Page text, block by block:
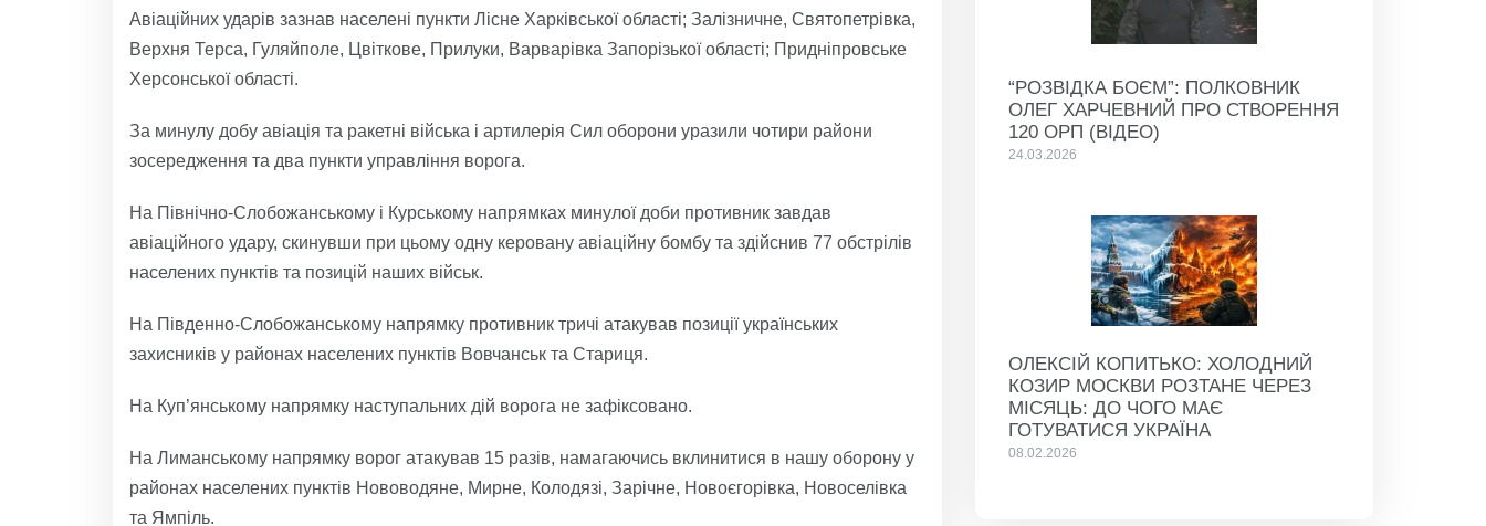
Авіаційних ударів зазнав населені пункти Лісне Харківської області; Залізничне, Святопетрівка,
Верхня Терса, Гуляйполе, Цвіткове, Прилуки, Варварівка Запорізької області; Придніпровське
Херсонської області.
За минулу добу авіація та ракетні війська і артилерія Сил оборони уразили чотири райони
зосередження та два пункти управління ворога.
На Північно-Слобожанському і Курському напрямках минулої доби противник завдав
авіаційного удару, скинувши при цьому одну керовану авіаційну бомбу та здійснив 77 обстрілів
населених пунктів та позицій наших військ.
На Південно-Слобожанському напрямку противник тричі атакував позиції українських
захисників у районах населених пунктів Вовчанськ та Стариця.
На Куп’янському напрямку наступальних дій ворога не зафіксовано.
На Лиманському напрямку ворог атакував 15 разів, намагаючись вклинитися в нашу оборону у
районах населених пунктів Нововодяне, Мирне, Колодязі, Зарічне, Новоєгорівка, Новоселівка
та Ямпіль.
“РОЗВІДКА БОЄМ”: ПОЛКОВНИК
ОЛЕГ ХАРЧЕВНИЙ ПРО СТВОРЕННЯ
120 ОРП (ВІДЕО)
24.03.2026
ОЛЕКСІЙ КОПИТЬКО: ХОЛОДНИЙ
КОЗИР МОСКВИ РОЗТАНЕ ЧЕРЕЗ
МІСЯЦЬ: ДО ЧОГО МАЄ
ГОТУВАТИСЯ УКРАЇНА
08.02.2026